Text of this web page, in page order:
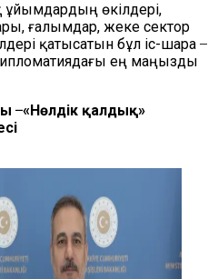
өкілдері,
ғалымдар, жеке сектор
қатысатын бұл іс-шара
ең маңызды
«Нөлдік қалдық»